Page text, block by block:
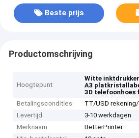
Beste prijs
Productomschrijving
Hoogtepunt
Witte
A3
3D
Betalingscondities
TT/USD
Levertijd
3-10 werkdagen
Merknaam
BetterPrinter